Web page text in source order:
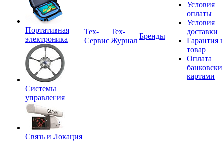
Портативная
электроника
Системы
управления
Связь и Локация
Tex-
Сервис
Тех-
Журнал
Бренды
Условия
оплаты
Условия
доставки
Гарантия
товар
Оплата
картами